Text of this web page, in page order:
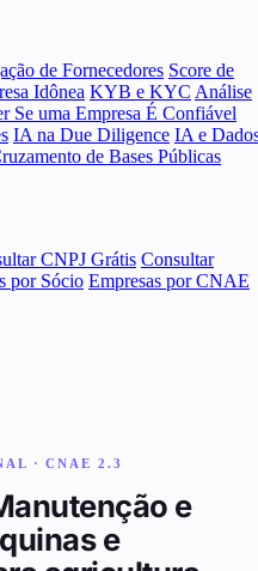
de Fornecedores Score de
Idônea KYB e KYC Análise
Se uma Empresa É Confiável
IA na Due Diligence IA e
de Bases Públicas
CNPJ Grátis Consultar
por Sócio Empresas por CNAE
· CNAE 2.3
e
e